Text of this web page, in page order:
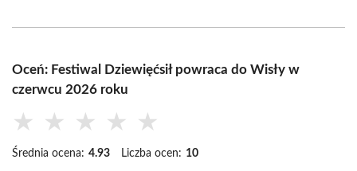
Oceń: Festiwal Dziewięćsił powraca do Wisły w
czerwcu 2026 roku
★ ★ ★ ★ ★
Średnia ocena: 4.93 Liczba ocen: 10